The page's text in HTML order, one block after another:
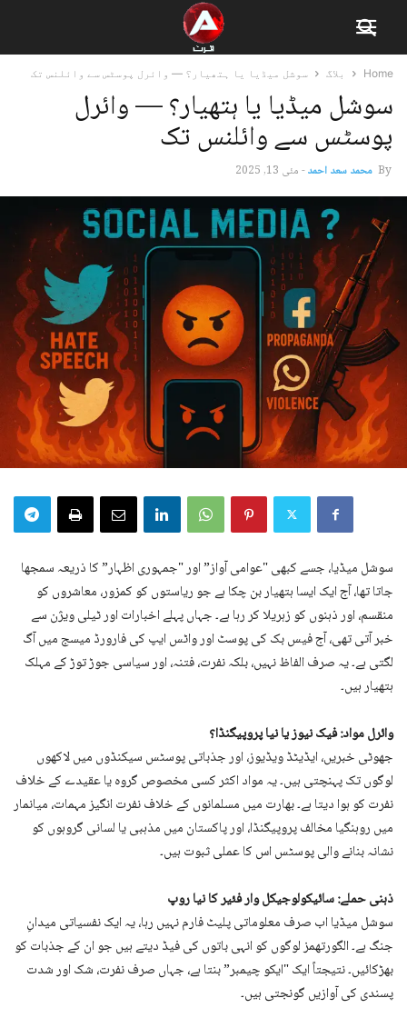
Home بلاگ سوشل میڈیا یا ہتھیار؟ — وائرل پوسٹس سے وائلنس تک
سوشل میڈیا یا ہتھیار؟ — وائرل
پوسٹس سے وائلنس تک
By محمد سعد احمد-مئی 13, 2025
سوشل میڈیا، جسے کبھی "عوامی آواز” اور "جمہوری اظہار” کا ذریعہ سمجھا
جاتا تھا، آج ایک ایسا ہتھیار بن چکا ہے جو ریاستوں کو کمزور، معاشروں کو
منقسم، اور ذہنوں کو زہریلا کر رہا ہے۔ جہاں پہلے اخبارات اور ٹیلی ویژن سے
خبر آتی تھی، آج فیس بک کی پوسٹ اور واٹس ایپ کی فارورڈ میسج میں آگ
لگتی ہے۔ یہ صرف الفاظ نہیں، بلکہ نفرت، فتنہ، اور سیاسی جوڑ توڑ کے مہلک
ہتھیار ہیں۔
وائرل مواد: فیک نیوز یا نیا پروپیگنڈا؟
جھوٹی خبریں، ایڈیٹڈ ویڈیوز، اور جذباتی پوسٹس سیکنڈوں میں لاکھوں
لوگوں تک پہنچتی ہیں۔ یہ مواد اکثر کسی مخصوص گروہ یا عقیدے کے خلاف
نفرت کو ہوا دیتا ہے۔ بھارت میں مسلمانوں کے خلاف نفرت انگیز مہمات، میانمار
میں روہنگیا مخالف پروپیگنڈا، اور پاکستان میں مذہبی یا لسانی گروہوں کو
نشانہ بنانے والی پوسٹس اس کا عملی ثبوت ہیں۔
ذہنی حملے: سائیکولوجیکل وار فئیر کا نیا روپ
سوشل میڈیا اب صرف معلوماتی پلیٹ فارم نہیں رہا، یہ ایک نفسیاتی میدانِ
جنگ ہے۔ الگورتھمز لوگوں کو انہی باتوں کی فیڈ دیتے ہیں جو ان کے جذبات کو
بھڑکائیں۔ نتیجتاً ایک "ایکو چیمبر” بنتا ہے، جہاں صرف نفرت، شک اور شدت
پسندی کی آوازیں گونجتی ہیں۔